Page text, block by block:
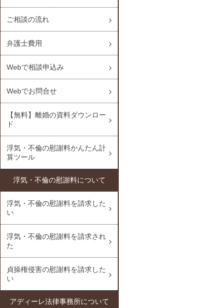
ご相談の流れ
弁護士費用
Webで相談申込み
Webでお問合せ
【無料】離婚の資料ダウンロー
ド
浮気・不倫の慰謝料かんたん計
算ツール
浮気・不倫の慰謝料について
浮気・不倫の慰謝料を請求した
い
浮気・不倫の慰謝料を請求され
た
貞操権侵害の慰謝料を請求した
い
アディーレ法律事務所について